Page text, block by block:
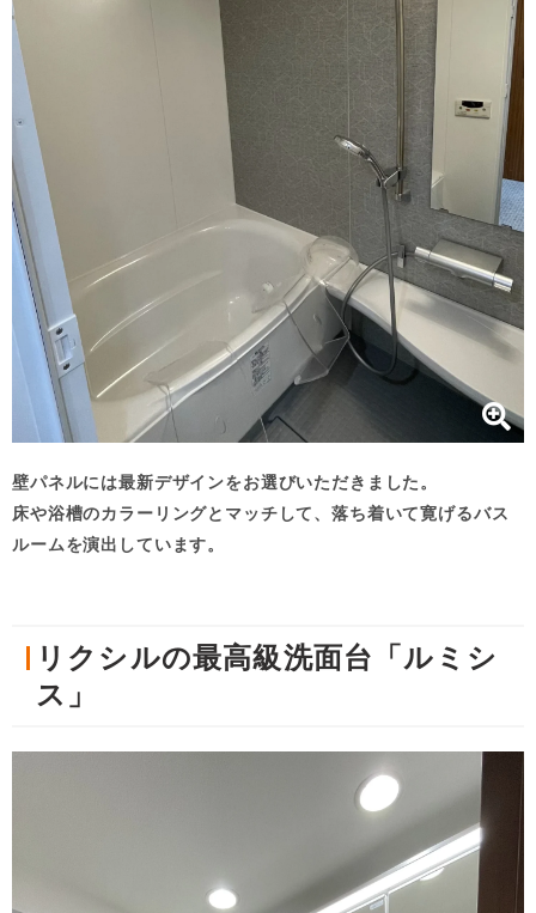
壁パネルには最新デザインをお選びいただきました。
床や浴槽のカラーリングとマッチして、落ち着いて寛げるバス
ルームを演出しています。
リクシルの最高級洗面台「ルミシ
ス」